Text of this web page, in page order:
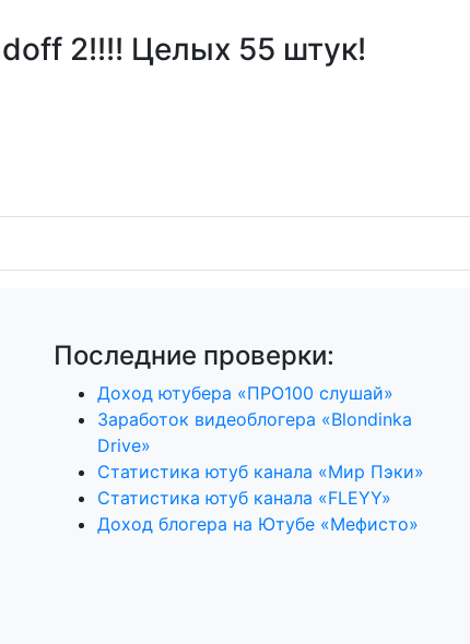
2!!!! Целых 55 штук!
Последние проверки:
Доход ютубера «ПРО100 слушай»
Заработок видеоблогера «Blondinka
Drive»
Статистика ютуб канала «Мир Пэки»
Статистика ютуб канала «FLEYY»
Доход блогера на Ютубе «Мефисто»